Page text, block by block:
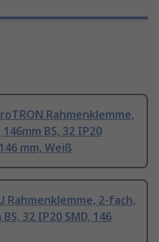
Rahmenklemme,
BS, 32 IP20
mm, Weiß
Rahmenklemme, 2-fach,
32 IP20 SMD, 146